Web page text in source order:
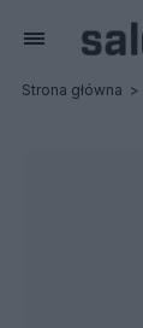
Strona główna